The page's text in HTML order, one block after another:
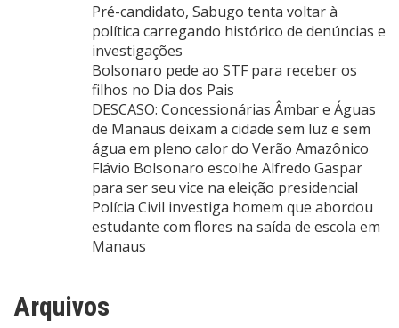
Pré-candidato, Sabugo tenta voltar à
política carregando histórico de denúncias e
investigações
Bolsonaro pede ao STF para receber os
filhos no Dia dos Pais
DESCASO: Concessionárias Âmbar e Águas
de Manaus deixam a cidade sem luz e sem
água em pleno calor do Verão Amazônico
Flávio Bolsonaro escolhe Alfredo Gaspar
para ser seu vice na eleição presidencial
Polícia Civil investiga homem que abordou
estudante com flores na saída de escola em
Manaus
Arquivos